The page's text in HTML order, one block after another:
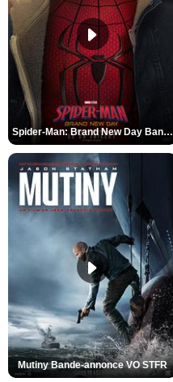
Spider-Man: Brand New Day Bande-annonce VO STFR
Mutiny Bande-annonce VO STFR